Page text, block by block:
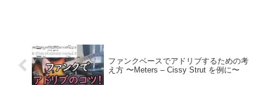
ファンクベースでアドリブするための考
え方 〜Meters – Cissy Strut を例に〜